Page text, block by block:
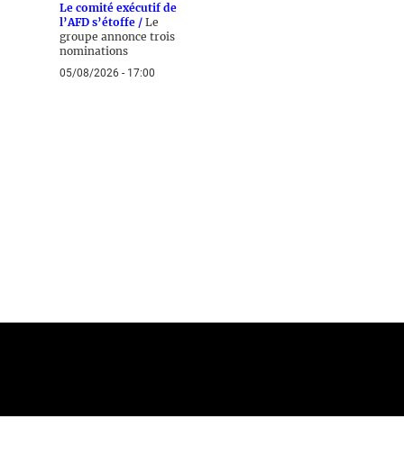
Le comité exécutif de
l’AFD s’étoffe / Le
groupe annonce trois
nominations
05/08/2026 - 17:00